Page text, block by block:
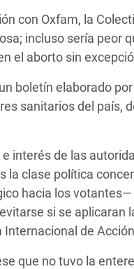
en Siria
en Yemen
con Oxfam, la
incluso sería peor
el aborto sin
boletín elaborado
sanitarios del país,
interés de las
clase política
hacia los
si se aplicaran
de
que no tuvo la